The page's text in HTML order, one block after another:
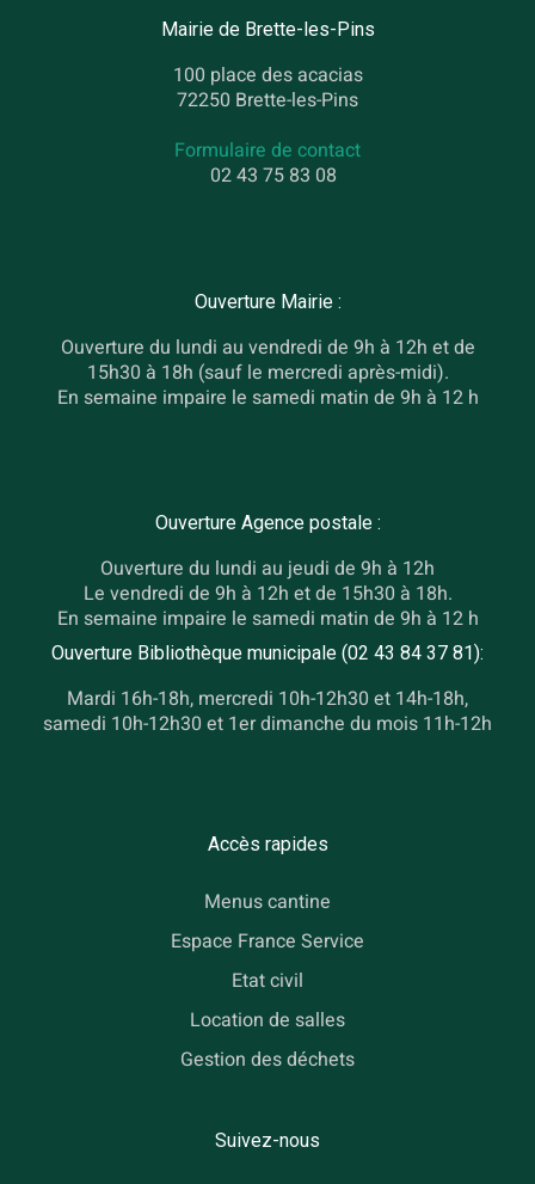
Mairie de Brette-les-Pins
100 place des acacias
72250 Brette-les-Pins
Formulaire de contact
02 43 75 83 08
Ouverture Mairie :
Ouverture du lundi au vendredi de 9h à 12h et de
15h30 à 18h (sauf le mercredi après-midi).
En semaine impaire le samedi matin de 9h à 12 h
Ouverture Agence postale :
Ouverture du lundi au jeudi de 9h à 12h
Le vendredi de 9h à 12h et de 15h30 à 18h.
En semaine impaire le samedi matin de 9h à 12 h
Ouverture Bibliothèque municipale (02 43 84 37 81):
Mardi 16h-18h, mercredi 10h-12h30 et 14h-18h,
samedi 10h-12h30 et 1er dimanche du mois 11h-12h
Accès rapides
Menus cantine
Espace France Service
Etat civil
Location de salles
Gestion des déchets
Suivez-nous